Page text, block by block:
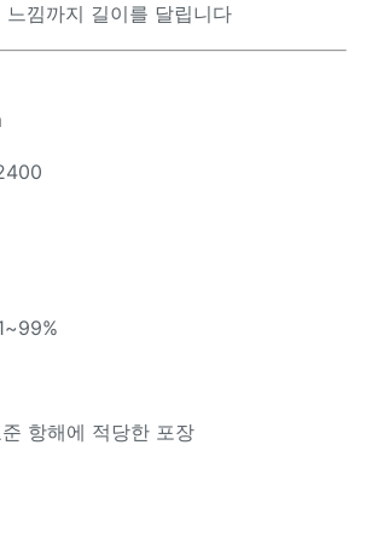
낌까지 길이를 달립니다
항해에 적당한 포장